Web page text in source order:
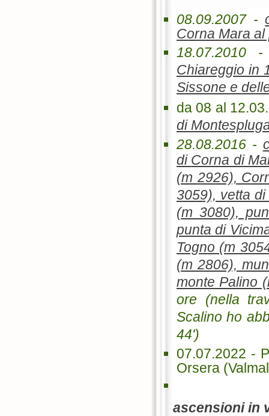
08.09.2007 -
Corna Mara
18.07.2010
Chiareggio in
Sissone e
da 08 al
di
28.08.2016 -
di Corna di
(m 2926),
3059), vetta
(m 3080),
punta di
Togno (m
(m 2806),
monte Palino
ore (nella
Scalino ho
44')
07.07.2022 -
Orsera
ascensioni in